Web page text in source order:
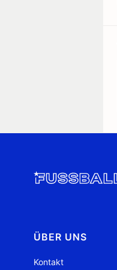
ÜBER UNS
Kontakt